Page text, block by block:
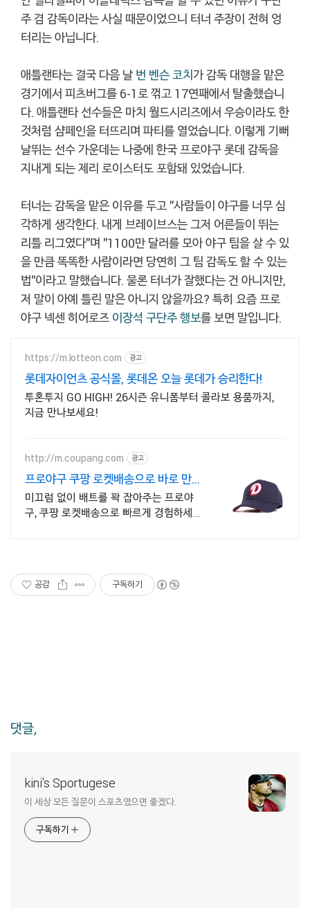
주 겸 감독이라는 사실 때문이었으니 터너 주장이 전혀 엉
터리는 아닙니다.
애틀랜타는 결국 다음 날 번 벤슨 코치가 감독 대행을 맡은
경기에서 피츠버그를 6-1로 꺾고 17연패에서 탈출했습니
다. 애틀랜타 선수들은 마치 월드시리즈에서 우승이라도 한
것처럼 샴페인을 터뜨리며 파티를 열었습니다. 이렇게 기뻐
날뛰는 선수 가운데는 나중에 한국 프로야구 롯데 감독을
지내게 되는 제리 로이스터도 포함돼 있었습니다.
터너는 감독을 맡은 이유를 두고 "사람들이 야구를 너무 심
각하게 생각한다. 내게 브레이브스는 그저 어른들이 뛰는
리틀 리그였다"며 "1100만 달러를 모아 야구 팀을 살 수 있
을 만큼 똑똑한 사람이라면 당연히 그 팀 감독도 할 수 있는
법"이라고 말했습니다. 물론 터너가 잘했다는 건 아니지만,
저 말이 아예 틀린 말은 아니지 않을까요? 특히 요즘 프로
야구 넥센 히어로즈 이장석 구단주 행보를 보면 말입니다.
https://m.lotteon.com 광고
롯데자이언츠 공식몰, 롯데온 오늘 롯데가 승리한다!
투혼투지 GO HIGH! 26시즌 유니폼부터 콜라보 용품까지,
지금 만나보세요!
http://m.coupang.com 광고
프로야구 쿠팡 로켓배송으로 바로 만나
요
미끄럼 없이 배트를 꽉 잡아주는 프로야
구, 쿠팡 로켓배송으로 빠르게 경험하세
공감 구독하기
댓글,
kini's Sportugese
이 세상 모든 질문이 스포츠였으면 좋겠다.
구독하기